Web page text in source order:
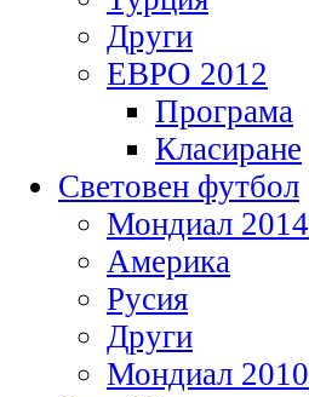
Други
ЕВРО 2012
Програма
Класиране
Световен футбол
Мондиал 2014
Америка
Русия
Други
Мондиал 2010